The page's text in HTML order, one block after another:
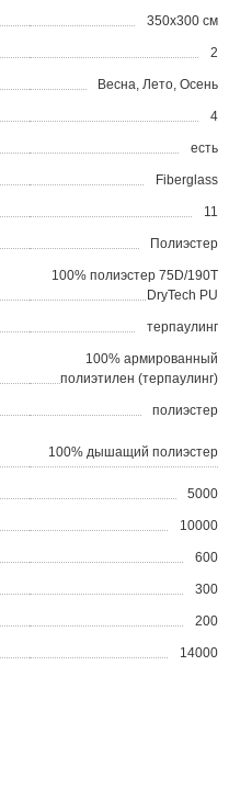
350х300 см
2
Весна, Лето, Осень
4
есть
Fiberglass
11
Полиэстер
100% полиэстер 75D/190T
DryTech PU
терпаулинг
100% армированный
полиэтилен (терпаулинг)
полиэстер
100% дышащий полиэстер
5000
10000
600
300
200
14000